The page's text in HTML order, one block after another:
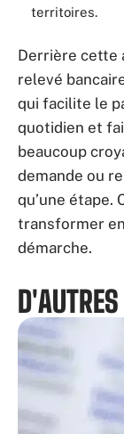
territoires.
Derrière cette
relevé
qui facilite le
quotidien et
beaucoup
demande ou
qu’une étape.
transformer
démarche.